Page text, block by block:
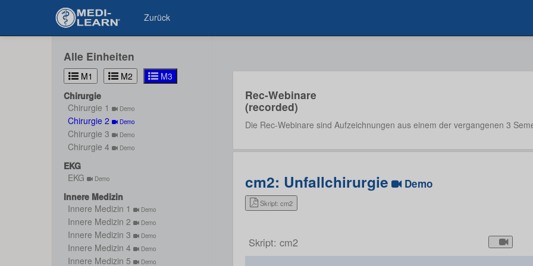
Zurück
Alle Einheiten
M1 M2
M3
Chirurgie
Chirurgie 1
Demo
Chirurgie 2 Demo
Chirurgie 3 Demo
Chirurgie 4 Demo
EKG
EKG
Demo
Innere Medizin
Innere Medizin 1
Demo
Innere Medizin 2 Demo
Innere Medizin 3 Demo
Innere Medizin 4 Demo
Innere Medizin 5 Demo
Rec-Webinare
(recorded)
Die Rec-Webinare sind Aufzeichnungen aus einem der vergangenen 3
cm2: Unfallchirurgie Demo
Skript: cm2
Skript: cm2